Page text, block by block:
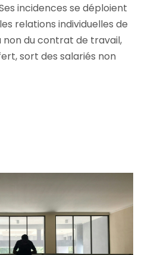
incidences se déploient
relations individuelles de
du contrat de travail,
sort des salariés non